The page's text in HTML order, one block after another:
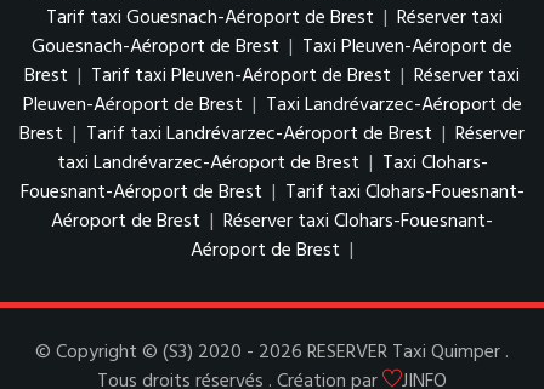
Tarif taxi Gouesnach-Aéroport de Brest | Réserver taxi
Gouesnach-Aéroport de Brest | Taxi Pleuven-Aéroport de
Brest | Tarif taxi Pleuven-Aéroport de Brest | Réserver taxi
Pleuven-Aéroport de Brest | Taxi Landrévarzec-Aéroport de
Brest | Tarif taxi Landrévarzec-Aéroport de Brest | Réserver
taxi Landrévarzec-Aéroport de Brest | Taxi Clohars-
Fouesnant-Aéroport de Brest | Tarif taxi Clohars-Fouesnant-
Aéroport de Brest | Réserver taxi Clohars-Fouesnant-
Aéroport de Brest |
© Copyright © (S3) 2020 - 2026 RESERVER Taxi Quimper .
Tous droits réservés . Création par
JINFO